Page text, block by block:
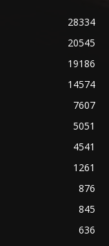
28334
20545
19186
14574
7607
5051
4541
1261
876
845
636